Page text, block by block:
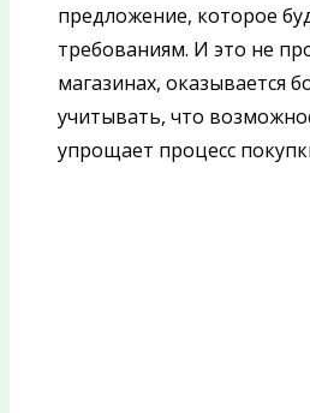
предложение, которое
требованиям. И это не
магазинах, оказывается
учитывать, что
упрощает процесс